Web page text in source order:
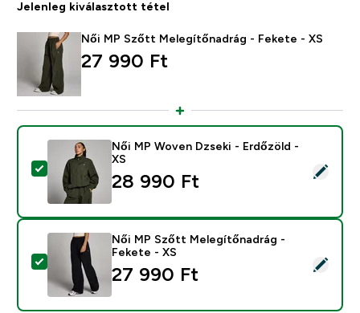
Jelenleg kiválasztott tétel
Női MP Szőtt Melegítőnadrág - Fekete - XS
27 990 Ft‎
Termék kiválasztása - Női MP Woven Dzseki -
Női MP Woven Dzseki - Erdőzöld -
XS
28 990 Ft‎
Termék kiválasztása - Női MP Szőtt Melegítőnadrág -
Női MP Szőtt Melegítőnadrág -
Fekete - XS
27 990 Ft‎